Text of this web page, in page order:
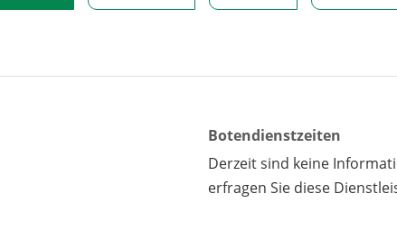
Botendienstzeiten
Derzeit sind keine
erfragen Sie diese